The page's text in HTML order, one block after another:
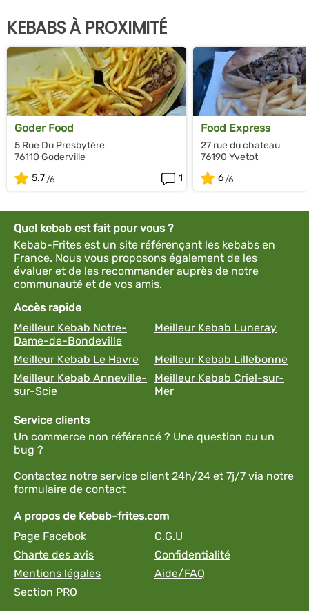
KEBABS À PROXIMITÉ
Goder Food
5 Rue Du Presbytère
76110 Goderville
5.7
1
Food Express
27 rue du chateau
76190 Yvetot
6
Quel kebab est fait pour vous ?
Kebab-Frites est un site référençant les kebabs en
France. Nous vous proposons également de les
évaluer et de les recommander auprès de notre
communauté et de vos amis.
Accès rapide
Meilleur Kebab Notre-
Dame-de-Bondeville
Meilleur Kebab Luneray
Meilleur Kebab Le Havre
Meilleur Kebab Lillebonne
Meilleur Kebab Anneville-
sur-Scie
Meilleur Kebab Criel-sur-
Mer
Service clients
Un commerce non référencé ? Une question ou un
bug ?
Contactez notre service client 24h/24 et 7j/7 via notre
formulaire de contact
A propos de Kebab-frites.com
Page Facebok
C.G.U
Charte des avis
Confidentialité
Mentions légales
Aide/FAQ
Section PRO